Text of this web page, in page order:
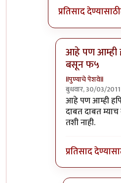
प्रतिसाद देण्यासाठी
आहे पण आम्ही
बसून फ५
llपुण्याचे पेशवेll
बुधवार, 30/03/
In reply toहोय
आहे पण आम्ही
दाबत दाबत
तशी नाही.
प्रतिसाद